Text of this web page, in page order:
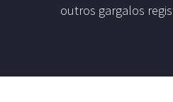
outros gargalos